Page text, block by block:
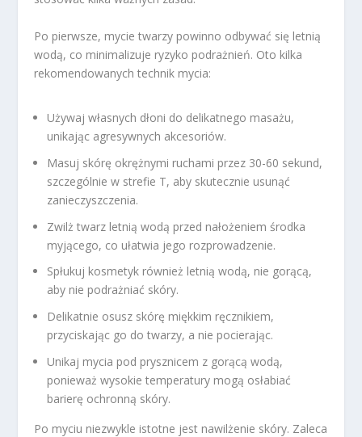
Po pierwsze, mycie twarzy powinno odbywać się letnią
wodą, co minimalizuje ryzyko podrażnień. Oto kilka
rekomendowanych technik mycia:
Używaj własnych dłoni do delikatnego masażu,
unikając agresywnych akcesoriów.
Masuj skórę okrężnymi ruchami przez 30-60 sekund,
szczególnie w strefie T, aby skutecznie usunąć
zanieczyszczenia.
Zwilż twarz letnią wodą przed nałożeniem środka
myjącego, co ułatwia jego rozprowadzenie.
Spłukuj kosmetyk również letnią wodą, nie gorącą,
aby nie podrażniać skóry.
Delikatnie osusz skórę miękkim ręcznikiem,
przyciskając go do twarzy, a nie pocierając.
Unikaj mycia pod prysznicem z gorącą wodą,
ponieważ wysokie temperatury mogą osłabiać
barierę ochronną skóry.
Po myciu niezwykle istotne jest nawilżenie skóry. Zaleca